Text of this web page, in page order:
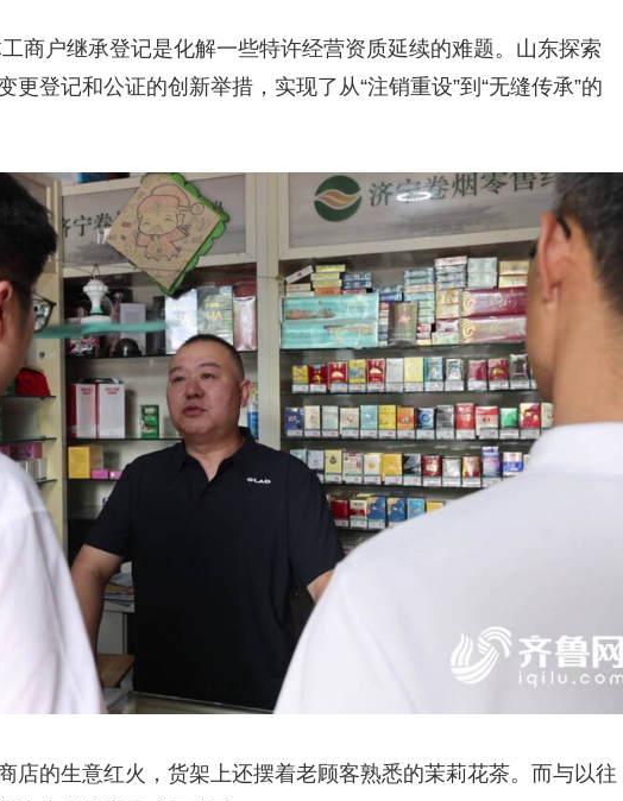
商户继承登记是化解一些特许经营资质延续的难题。山东探索
登记和公证的创新举措，实现了从“注销重设”到“无缝传承”的
店的生意红火，货架上还摆着老顾客熟悉的茉莉花茶。而与以往